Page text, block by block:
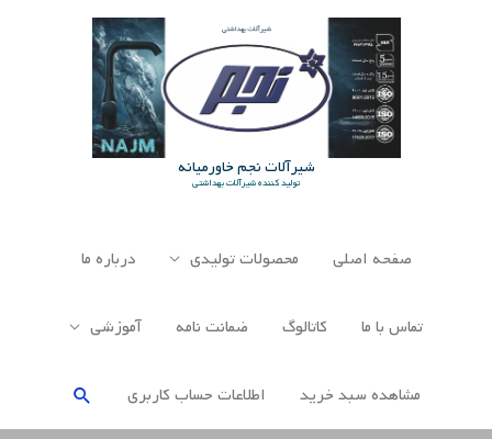
شیرآلات نجم خاورمیانه
تولید کننده شیرآلات بهداشتی
صفحه اصلی محصولات تولیدی درباره ما
تماس با ما کاتالوگ ضمانت نامه آموزشی
مشاهده سبد خرید اطلاعات حساب كاربری جستجو